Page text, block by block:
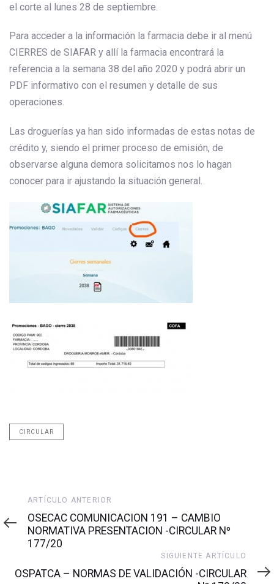
el corte al lunes 28 de septiembre.
Para acceder a la información la farmacia debe ir al menú
CIERRES de SIAFAR y allí la farmacia encontrará la
referencia a la semana 38 del año 2020 y podrá abrir un
PDF informativo con el resumen y detalle de sus
operaciones.
Las droguerías ya han sido informadas de estas notas de
crédito y, siendo el primer proceso de emisión, de
observarse alguna demora solicitamos nos lo hagan
conocer para ir ajustando la situación general.
CIRCULAR
Artículo
anterior
ARTÍCULO ANTERIOR
OSECAC COMUNICACION 191 – CAMBIO
NORMATIVA PRESENTACION -CIRCULAR Nº
177/20
artículo
SIGUIENTE ARTÍCULO
OSPATCA – NORMAS DE VALIDACIÓN -CIRCULAR